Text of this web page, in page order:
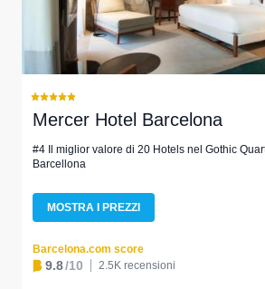
Mercer Hotel Barcelona
#4 Il miglior valore di 20 Hotels nel Gothic
Barcellona
MOSTRA I PREZZI
Barcelona.com score
9.8/10 2.5K recensioni